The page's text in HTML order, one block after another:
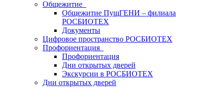
Общежитие
Общежитие ПущГЕНИ – филиала
РОСБИОТЕХ
Документы
Цифровое пространство РОСБИОТЕХ
Профориентация
Профориентация
Дни открытых дверей
Экскурсии в РОСБИОТЕХ
Дни открытых дверей